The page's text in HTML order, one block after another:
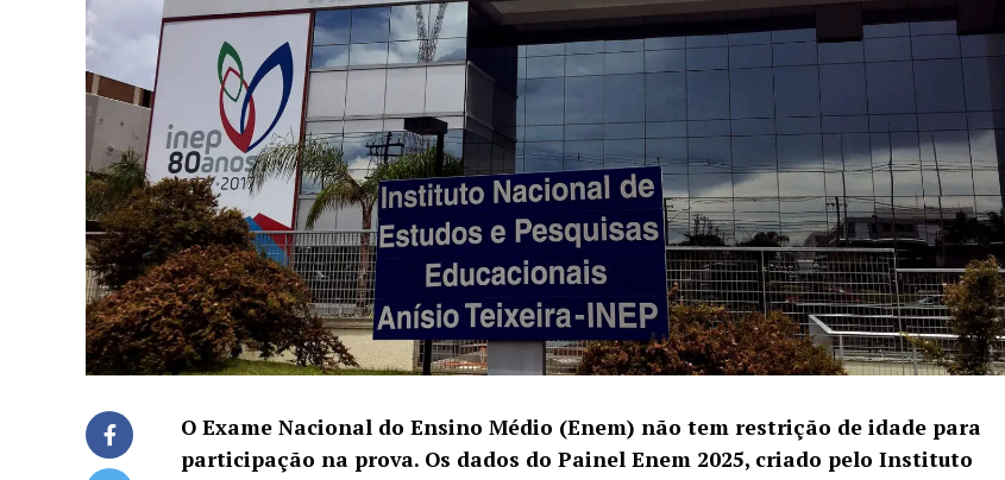
O Exame Nacional do Ensino Médio (Enem) não tem restrição de idade para
participação na prova. Os dados do Painel Enem 2025, criado pelo Instituto